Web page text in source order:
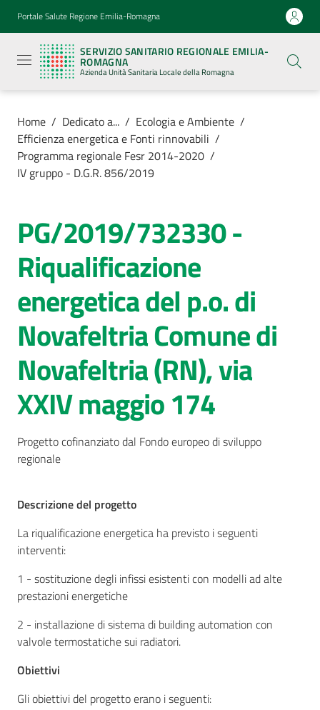
Vai al contenuto
Vai alla navigazione
Vai al footer
Portale Salute Regione Emilia-Romagna
SERVIZIO SANITARIO REGIONALE EMILIA-
ROMAGNA
Azienda Unità Sanitaria Locale della Romagna
Sanitario
Regionale
Emilia-
Romagna
Azienda
Sanitaria
Locale della
Romagna
Servizi
Luoghi
di
cura
AUSL
Comunica
Servizi
Dedicato
Menu selezionato
Bandi
e
Concorsi
Seguici
Home / Dedicato a... / Ecologia e Ambiente /
Efficienza energetica e Fonti rinnovabili /
Programma regionale Fesr 2014-2020 /
IV gruppo - D.G.R. 856/2019
PG/2019/732330 -
Riqualificazione
energetica del p.o. di
Novafeltria Comune di
Novafeltria (RN), via
XXIV maggio 174
Progetto cofinanziato dal Fondo europeo di sviluppo
regionale
Descrizione del progetto
La riqualificazione energetica ha previsto i seguenti
interventi:
1 - sostituzione degli infissi esistenti con modelli ad alte
prestazioni energetiche
2 - installazione di sistema di building automation con
valvole termostatiche sui radiatori.
Obiettivi
Gli obiettivi del progetto erano i seguenti: